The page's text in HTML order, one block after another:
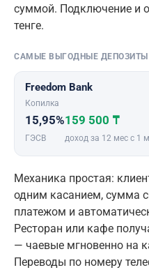
суммой. Подключение и
тенге.
САМЫЕ ВЫГОДНЫЕ ДЕПОЗИТЫ
Freedom Bank
Копилка
15,95%
ГЭСВ
159 500 ₸
доход за 12 мес с 1
Механика простая:
одним касанием, сумма
платежом и
Ресторан или кафе
— чаевые мгновенно на
Переводы по номеру